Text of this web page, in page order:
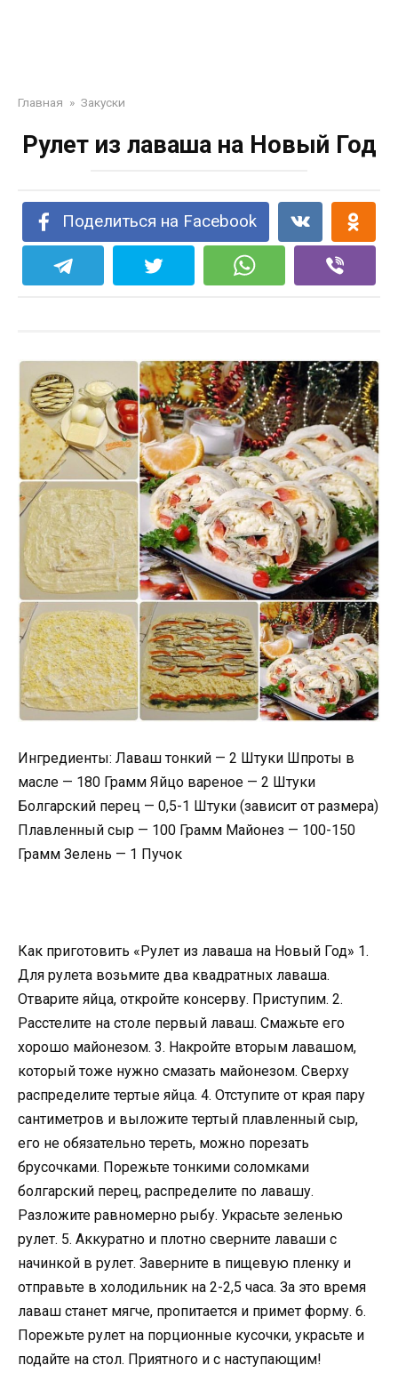
Главная » Закуски
Рулет из лаваша на Новый Год
Поделиться на Facebook
Ингредиенты: Лаваш тонкий — 2 Штуки Шпроты в
масле — 180 Грамм Яйцо вареное — 2 Штуки
Болгарский перец — 0,5-1 Штуки (зависит от размера)
Плавленный сыр — 100 Грамм Майонез — 100-150
Грамм Зелень — 1 Пучок
Как приготовить «Рулет из лаваша на Новый Год» 1.
Для рулета возьмите два квадратных лаваша.
Отварите яйца, откройте консерву. Приступим. 2.
Расстелите на столе первый лаваш. Смажьте его
хорошо майонезом. 3. Накройте вторым лавашом,
который тоже нужно смазать майонезом. Сверху
распределите тертые яйца. 4. Отступите от края пару
сантиметров и выложите тертый плавленный сыр,
его не обязательно тереть, можно порезать
брусочками. Порежьте тонкими соломками
болгарский перец, распределите по лавашу.
Разложите равномерно рыбу. Украсьте зеленью
рулет. 5. Аккуратно и плотно сверните лаваши с
начинкой в рулет. Заверните в пищевую пленку и
отправьте в холодильник на 2-2,5 часа. За это время
лаваш станет мягче, пропитается и примет форму. 6.
Порежьте рулет на порционные кусочки, украсьте и
подайте на стол. Приятного и с наступающим!